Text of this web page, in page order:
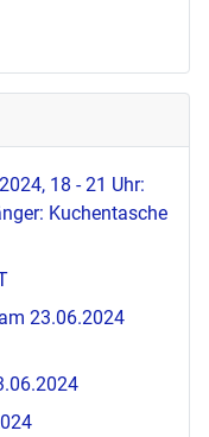
18 - 21 Uhr:
Kuchentasche
23.06.2024